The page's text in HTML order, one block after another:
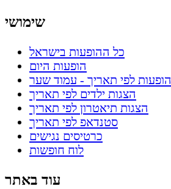
שימושי
כל ההופעות בישראל
הופעות היום
הופעות לפי תאריך - עמוד שער
הצגות ילדים לפי תאריך
הצגות תיאטרון לפי תאריך
סטנדאפ לפי תאריך
כרטיסים נגישים
לוח חופשות
עוד באתר